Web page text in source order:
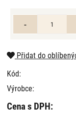
Přidat do
Kód:
Výrobce:
Cena s DPH: